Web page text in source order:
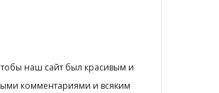
наш сайт был красивым и
комментариями и всяким